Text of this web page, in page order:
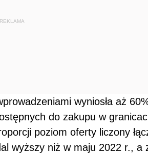
REKLAMA
wyniosła aż
do zakupu w
poziom oferty liczony
wyższy niż w maju 2022 r., a